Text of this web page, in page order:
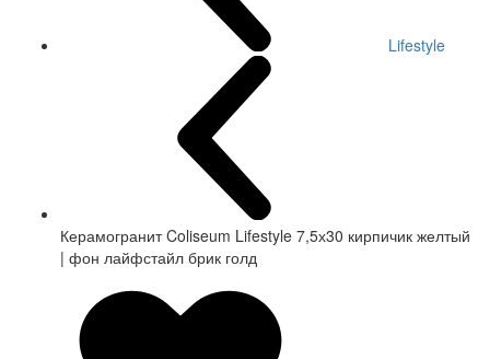
Lifestyle
Керамогранит Coliseum Lifestyle 7,5х30 кирпичик желтый
| фон лайфстайл брик голд